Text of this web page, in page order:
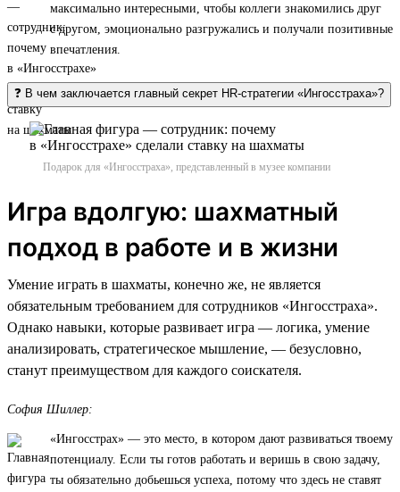
максимально интересными, чтобы коллеги знакомились друг
с другом, эмоционально разгружались и получали позитивные
впечатления.
❓ В чем заключается главный секрет HR-стратегии «Ингосстраха»?
Подарок для «Ингосстраха», представленный в музее компании
Игра вдолгую: шахматный
подход в работе и в жизни
Умение играть в шахматы, конечно же, не является
обязательным требованием для сотрудников «Ингосстраха».
Однако навыки, которые развивает игра — логика, умение
анализировать, стратегическое мышление, — безусловно,
станут преимуществом для каждого соискателя.
София Шиллер:
«Ингосстрах» — это место, в котором дают развиваться твоему
потенциалу. Если ты готов работать и веришь в свою задачу,
ты обязательно добьешься успеха, потому что здесь не ставят